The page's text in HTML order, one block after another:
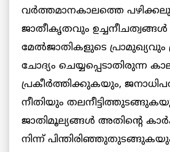
വര്‍ത്തമാനകാലത്തെ
ജാതീകൃതവും
മേല്‍ജാതികളുടെ പ്രാമുഖ്യവും
ചോദ്യം ചെയ്യപ്പെടാതിരുന്ന
പ്രകീര്‍ത്തിക്കുകയും,
നീതിയും
ജാതിമൂല്യങ്ങള്‍ അതിന്റെ
നിന്ന്